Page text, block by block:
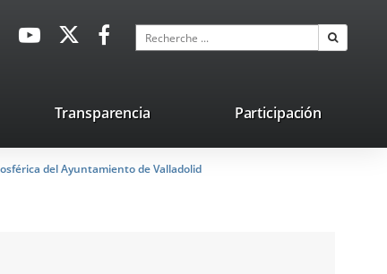
Enlace
externa.
Enlace
aplicación
externa.
Enlace
aplicación
externa.
Recherche
Transparencia Participación
del Ayuntamiento de Valladolid